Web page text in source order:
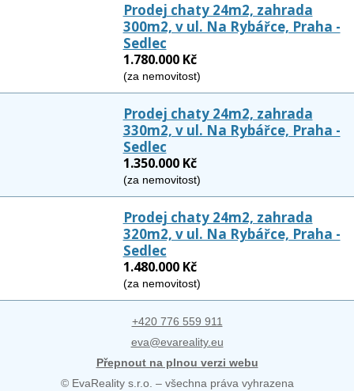
Prodej chaty 24m2, zahrada
300m2, v ul. Na Rybářce, Praha -
Sedlec
1.780.000 Kč
(za nemovitost)
Prodej chaty 24m2, zahrada
330m2, v ul. Na Rybářce, Praha -
Sedlec
1.350.000 Kč
(za nemovitost)
Prodej chaty 24m2, zahrada
320m2, v ul. Na Rybářce, Praha -
Sedlec
1.480.000 Kč
(za nemovitost)
+420 776 559 911
eva@evareality.eu
Přepnout na plnou verzi webu
© EvaReality s.r.o. – všechna práva vyhrazena